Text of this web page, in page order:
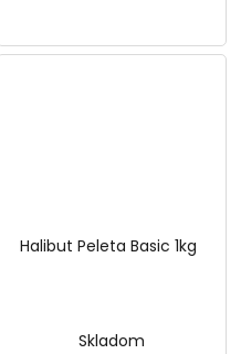
Halibut Peleta Basic 1kg
Skladom